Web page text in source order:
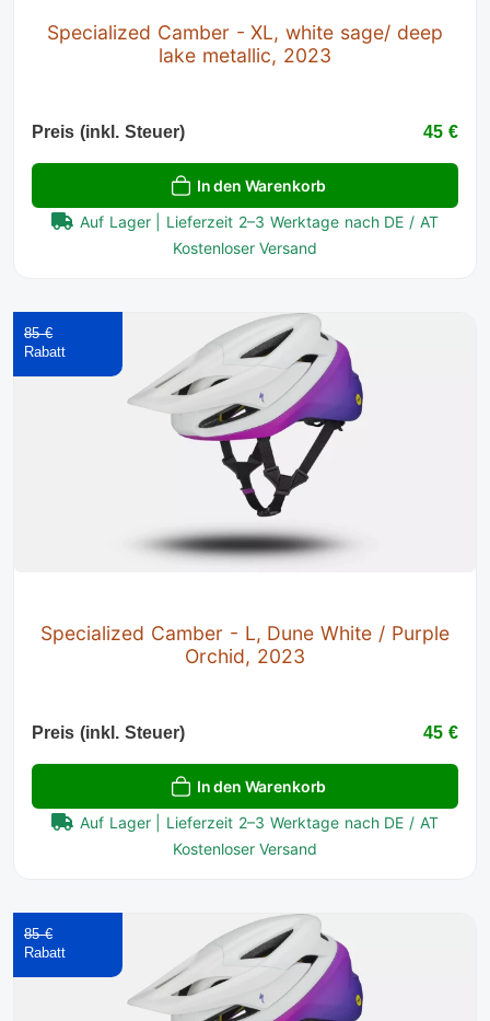
Specialized Camber - XL, white sage/ deep
lake metallic, 2023
Preis (inkl. Steuer) 45 €
In den Warenkorb
Auf Lager | Lieferzeit 2–3 Werktage nach DE / AT
Kostenloser Versand
Specialized Camber - L, Dune White / Purple
Orchid, 2023
85 €
Preis (inkl. Steuer) 45 €
In den Warenkorb
Auf Lager | Lieferzeit 2–3 Werktage nach DE / AT
Kostenloser Versand
85 €